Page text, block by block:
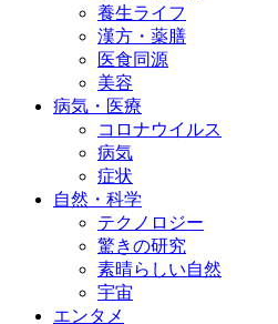
養生ライフ
漢方・薬膳
医食同源
美容
病気・医療
コロナウイルス
病気
症状
自然・科学
テクノロジー
驚きの研究
素晴らしい自然
宇宙
エンタメ